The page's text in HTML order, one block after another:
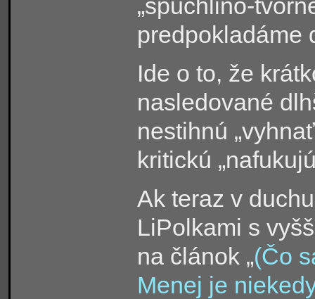
„spuchlino-
predpokladáme
Ide o to, že
nasledované
nestihnú
kritickú
Ak teraz v
LiPolkami s
na článok „(Čo
Menej je